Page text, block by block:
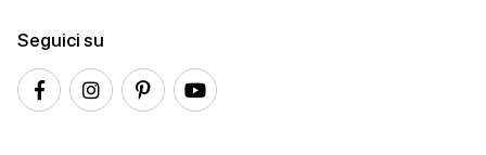
Seguici su